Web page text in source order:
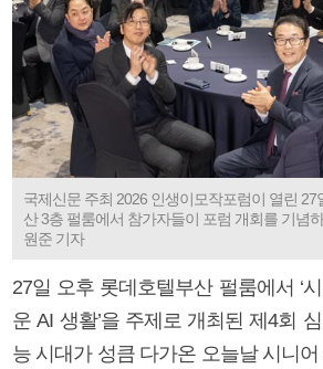
국제신문 주최 2026 인생이모작포럼이 열린
산 3층 펄룸에서 참가자들이 포럼 개회를 기념
원준 기자
27일 오후 롯데호텔부산 펄룸에서 ‘
운 AI 생활’을 주제로 개최된 제4회
능 시대가 성큼 다가온 오늘날 시니